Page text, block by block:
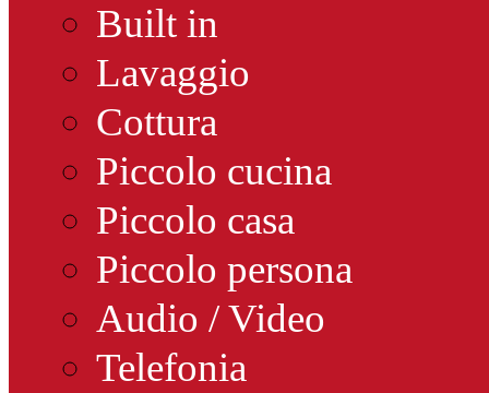
Built in
Lavaggio
Cottura
Piccolo cucina
Piccolo casa
Piccolo persona
Audio / Video
Telefonia